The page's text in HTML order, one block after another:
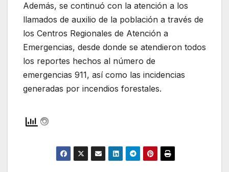
Además, se continuó con la atención a los
llamados de auxilio de la población a través de
los Centros Regionales de Atención a
Emergencias, desde donde se atendieron todos
los reportes hechos al número de
emergencias 911, así como las incidencias
generadas por incendios forestales.